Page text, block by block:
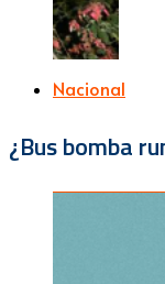
Nacional
¿Bus bomba